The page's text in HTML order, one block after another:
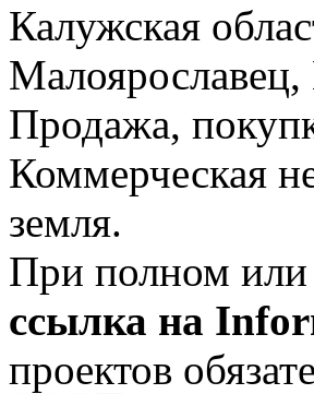
Калужская
Малоярославец,
Продажа,
Коммерческая
земля.
При полном или
ссылка на
проектов